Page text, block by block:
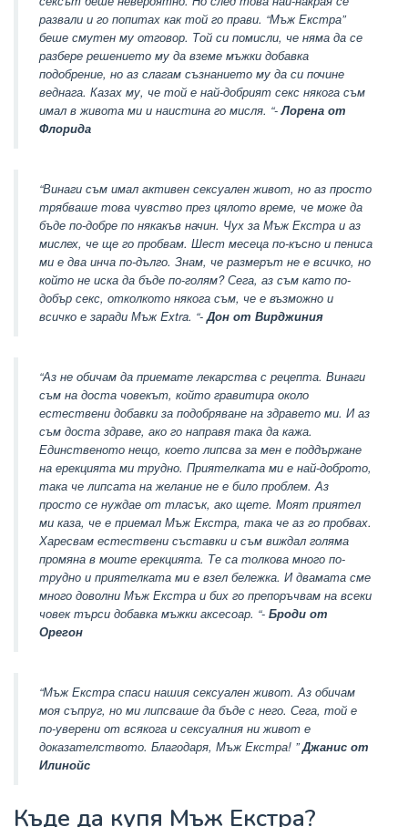
развали и го попитах как той го прави. “Мъж Екстра”
беше смутен му отговор. Той си помисли, че няма да се
разбере решението му да вземе мъжки добавка
подобрение, но аз слагам съзнанието му да си почине
веднага. Казах му, че той е най-добрият секс някога съм
имал в живота ми и наистина го мисля. “-Лорена от
Флорида
“Винаги съм имал активен сексуален живот, но аз просто
трябваше това чувство през цялото време, че може да
бъде по-добре по някакъв начин. Чух за Мъж Екстра и аз
мислех, че ще го пробвам. Шест месеца по-късно и пениса
ми е два инча по-дълго. Знам, че размерът не е всичко, но
който не иска да бъде по-голям? Сега, аз съм като по-
добър секс, отколкото някога съм, че е възможно и
всичко е заради Мъж Extra. “-Дон от Вирджиния
“Аз не обичам да приемате лекарства с рецепта. Винаги
съм на доста човекът, който гравитира около
естествени добавки за подобряване на здравето ми. И аз
съм доста здраве, ако го направя така да кажа.
Единственото нещо, което липсва за мен е поддържане
на ерекцията ми трудно. Приятелката ми е най-доброто,
така че липсата на желание не е било проблем. Аз
просто се нуждае от тласък, ако щете. Моят приятел
ми каза, че е приемал Мъж Екстра, така че аз го пробвах.
Харесвам естествени съставки и съм виждал голяма
промяна в моите ерекцията. Те са толкова много по-
трудно и приятелката ми е взел бележка. И двамата сме
много доволни Мъж Екстра и бих го препоръчвам на всеки
човек търси добавка мъжки аксесоар. “- Броди от
Орегон
“Мъж Екстра спаси нашия сексуален живот. Аз обичам
моя съпруг, но ми липсваше да бъде с него. Сега, той е
по-уверени от всякога и сексуалния ни живот е
доказателството. Благодаря, Мъж Екстра! ”Джанис от
Илинойс
Къде да купя Мъж Екстра?